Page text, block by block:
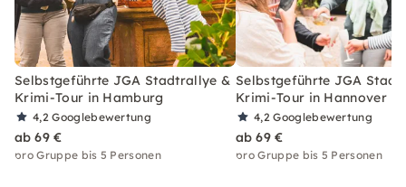
Selbstgeführte JGA Stadtrallye &
Krimi-Tour in Hamburg
4,2Googlebewertung
ab 69 €
pro Gruppe bis 5 Personen
Selbstgeführte JGA
Krimi-Tour in Hannover
4,2Googlebewertung
ab 69 €
pro Gruppe bis 5 Personen